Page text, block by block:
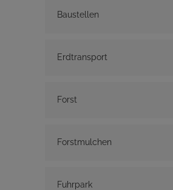
Baustellen
Erdtransport
Forst
Forstmulchen
Fuhrpark